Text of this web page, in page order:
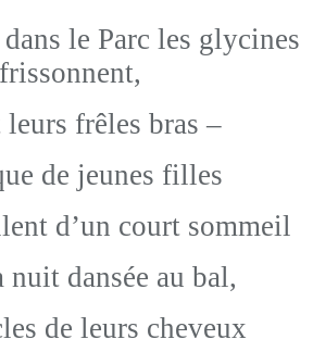
le Parc les glycines
frissonnent,
frêles bras –
de jeunes filles
d’un court sommeil
nuit dansée au bal,
de leurs cheveux